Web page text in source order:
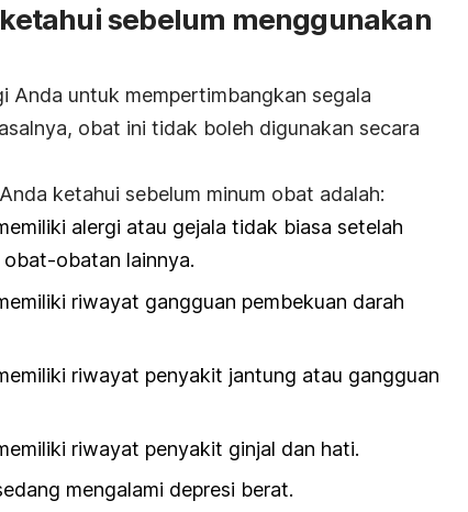
sebelum menggunakan
Anda untuk mempertimbangkan segala
obat ini tidak boleh digunakan secara
ketahui sebelum minum obat adalah:
alergi atau gejala tidak biasa setelah
obatan lainnya.
riwayat gangguan pembekuan darah
riwayat penyakit jantung atau gangguan
riwayat penyakit ginjal dan hati.
mengalami depresi berat.